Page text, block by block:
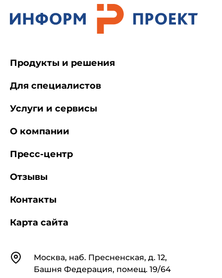
КонтактыМосква, наб. Пресненская, д. 12,
Башня Федерация, помещ. 19/64
Продукты и решения
Для специалистов
Услуги и сервисы
О компании
Пресс-центр
Отзывы
Контакты
Карта сайта